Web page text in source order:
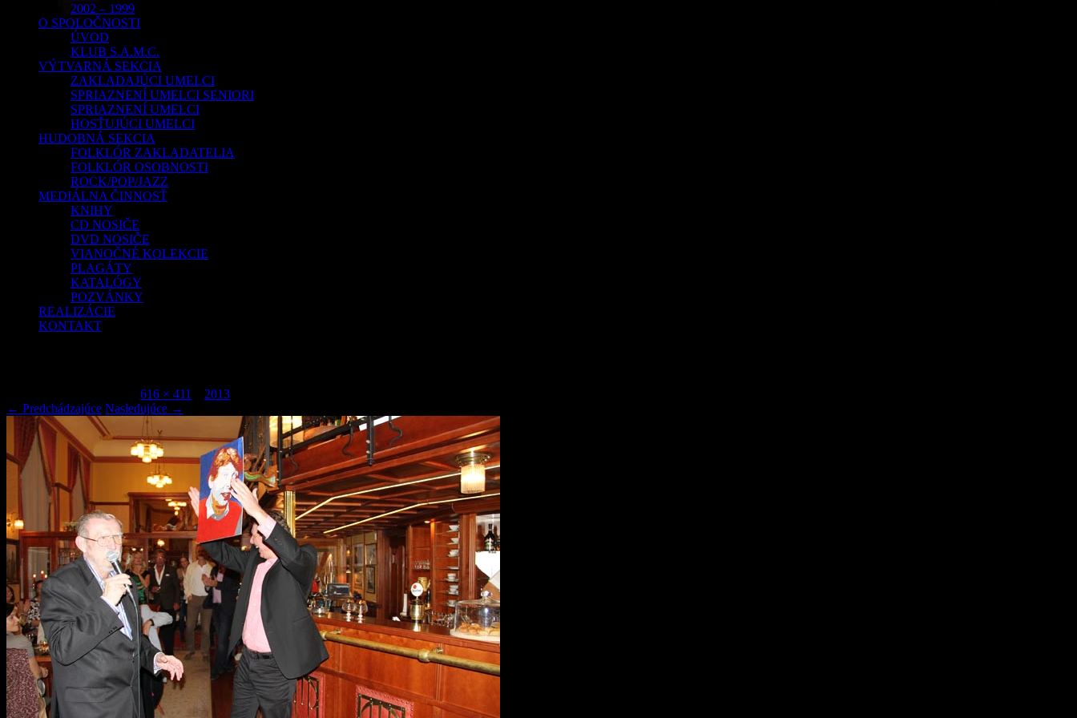
2002 – 1999
O SPOLOČNOSTI
ÚVOD
KLUB S.A.M.C.
VÝTVARNÁ SEKCIA
ZAKLADAJÚCI UMELCI
SPRIAZNENÍ UMELCI SENIORI
SPRIAZNENÍ UMELCI
HOSŤUJÚCI UMELCI
HUDOBNÁ SEKCIA
FOLKLÓR ZAKLADATELIA
FOLKLÓR OSOBNOSTI
ROCK/POP/JAZZ
MEDIÁLNA ČINNOSŤ
KNIHY
CD NOSIČE
DVD NOSIČE
VIANOČNÉ KOLEKCIE
PLAGÁTY
KATALÓGY
POZVÁNKY
REALIZÁCIE
KONTAKT
616 × 411 2013
← Predchádzajúce Nasledujúce →